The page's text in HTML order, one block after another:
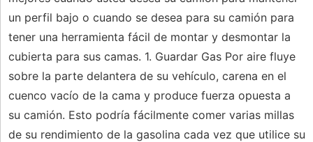
un perfil bajo o cuando se desea para su camión para
tener una herramienta fácil de montar y desmontar la
cubierta para sus camas. 1. Guardar Gas Por aire fluye
sobre la parte delantera de su vehículo, carena en el
cuenco vacío de la cama y produce fuerza opuesta a
su camión. Esto podría fácilmente comer varias millas
de su rendimiento de la gasolina cada vez que utilice su